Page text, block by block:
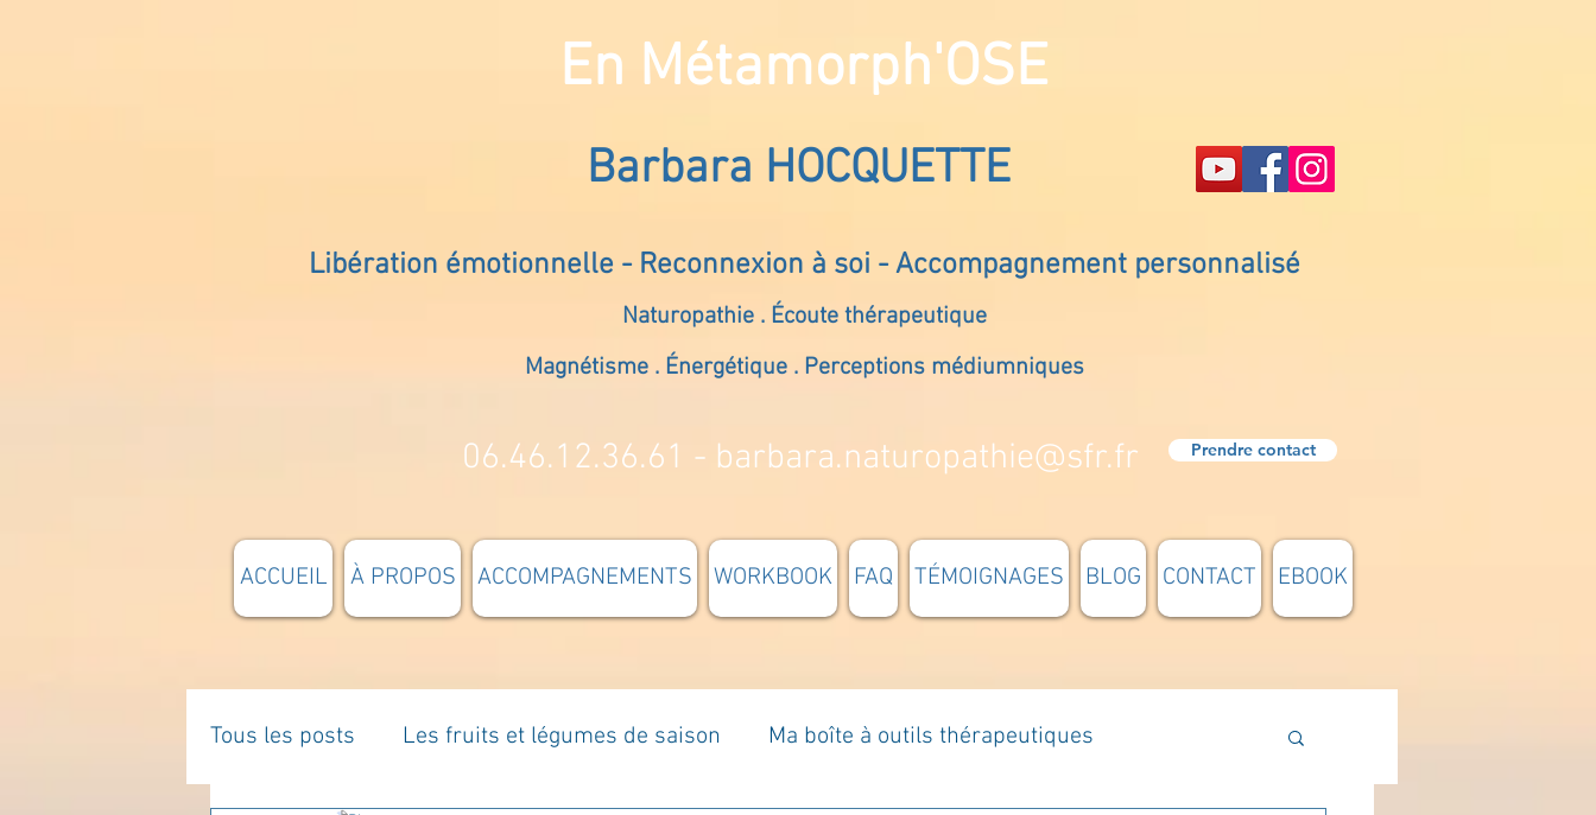
En Métamorph'OSE
Barbara HOCQUETTE
Libération émotionnelle - Reconnexion à soi - Accompagnement personnalisé
Naturopathie . Écoute thérapeutique
Magnétisme . Énergétique . Perceptions médiumniques
06.46.12.36.61 - barbara.naturopathie@sfr.fr Prendre contact
ACCUEIL À PROPOS ACCOMPAGNEMENTS WORKBOOK FAQ TÉMOIGNAGES BLOG CONTACT EBOOK
Tous les posts Les fruits et légumes de saison Ma boîte à outils thérapeutiques